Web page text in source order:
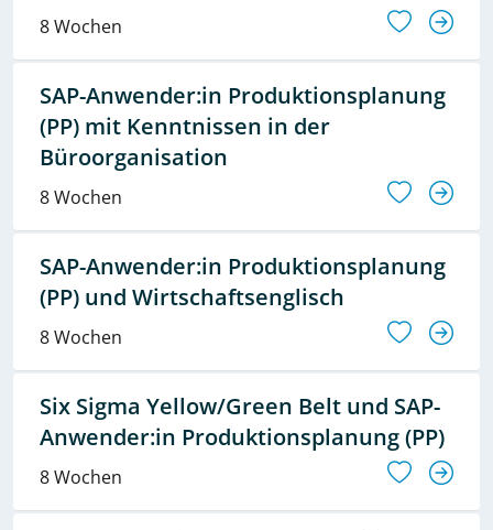
8 Wochen
SAP-Anwender:in Produktionsplanung
(PP) mit Kenntnissen in der
Büroorganisation
8 Wochen
SAP-Anwender:in Produktionsplanung
(PP) und Wirtschaftsenglisch
8 Wochen
Six Sigma Yellow/Green Belt und SAP-
Anwender:in Produktionsplanung (PP)
8 Wochen